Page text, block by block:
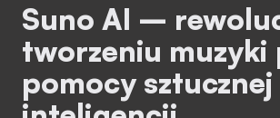
Suno AI – rewolucja w
tworzeniu muzyki
pomocy sztucznej